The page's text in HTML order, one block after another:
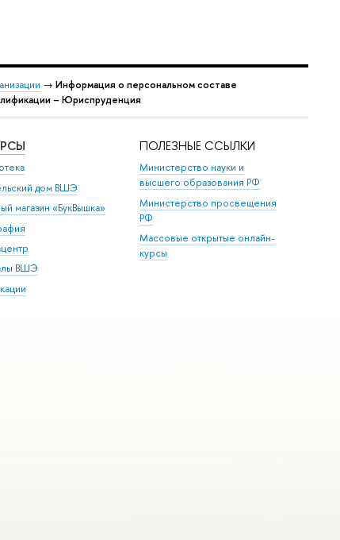
→ Информация о персональном составе
– Юриспруденция
дом ВШЭ
магазин «БукВышка»
ВШЭ
ПОЛЕЗНЫЕ ССЫЛКИ
Министерство науки и
высшего образования РФ
Министерство просвещения
РФ
Массовые открытые онлайн-
курсы